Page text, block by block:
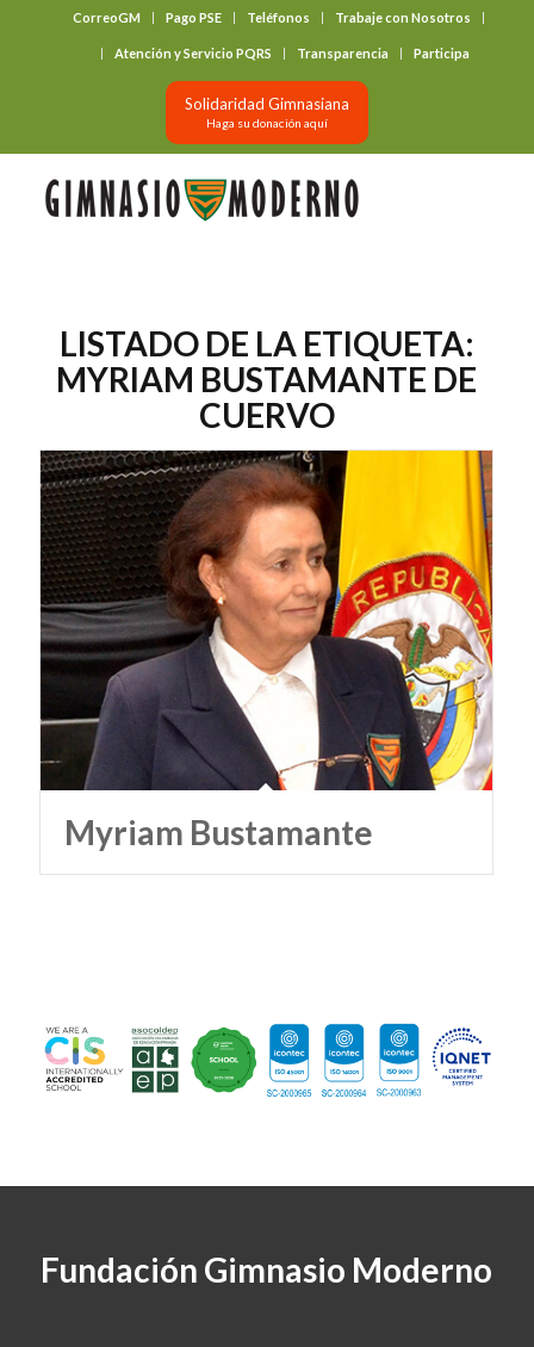
CorreoGM Pago PSE Teléfonos Trabaje con Nosotros
Atención y Servicio PQRS Transparencia Participa
Solidaridad Gimnasiana
Haga su donación aquí
LISTADO DE LA ETIQUETA:
MYRIAM BUSTAMANTE DE
CUERVO
Myriam Bustamante
Fundación Gimnasio Moderno